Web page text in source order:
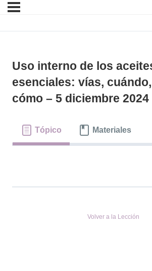
Uso interno de los
esenciales: vías,
cómo – 5 diciembre 2024
Tópico Materiales
Volver a la Lección